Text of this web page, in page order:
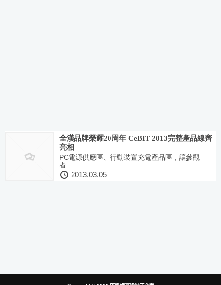
全漢品牌榮耀20周年 CeBIT 2013完整產品線齊
亮相
PC電源供應區、行動裝置充電產品區，讓參觀
者...
2013.03.05